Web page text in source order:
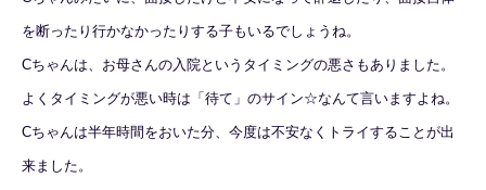
を断ったり行かなかったりする子もいるでしょうね。
Cちゃんは、お母さんの入院というタイミングの悪さもありました。
よくタイミングが悪い時は「待て」のサイン☆なんて言いますよね。
Cちゃんは半年時間をおいた分、今度は不安なくトライすることが出
来ました。